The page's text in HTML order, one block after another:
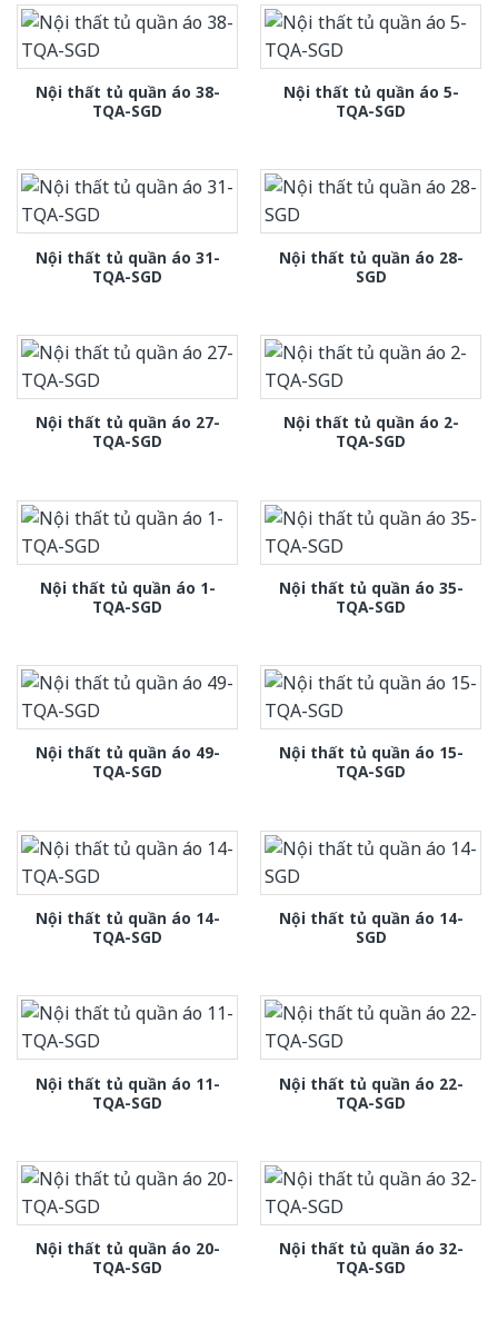
Nội thất tủ quần áo 38-
TQA-SGD
Nội thất tủ quần áo 5-
TQA-SGD
Nội thất tủ quần áo 31-
TQA-SGD
Nội thất tủ quần áo 28-
SGD
Nội thất tủ quần áo 27-
TQA-SGD
Nội thất tủ quần áo 2-
TQA-SGD
Nội thất tủ quần áo 1-
TQA-SGD
Nội thất tủ quần áo 35-
TQA-SGD
Nội thất tủ quần áo 49-
TQA-SGD
Nội thất tủ quần áo 15-
TQA-SGD
Nội thất tủ quần áo 14-
TQA-SGD
Nội thất tủ quần áo 14-
SGD
Nội thất tủ quần áo 11-
TQA-SGD
Nội thất tủ quần áo 22-
TQA-SGD
Nội thất tủ quần áo 20-
TQA-SGD
Nội thất tủ quần áo 32-
TQA-SGD